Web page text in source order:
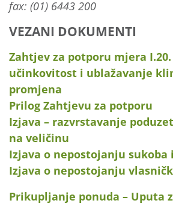
fax: (01) 6443 200
VEZANI DOKUMENTI
Zahtjev za potporu mjera
učinkovitost i ublažavanje
promjena
Prilog Zahtjevu za potporu
Izjava – razvrstavanje
na veličinu
Izjava o nepostojanju sukoba
Izjava o nepostojanju
Prikupljanje ponuda – Uputa